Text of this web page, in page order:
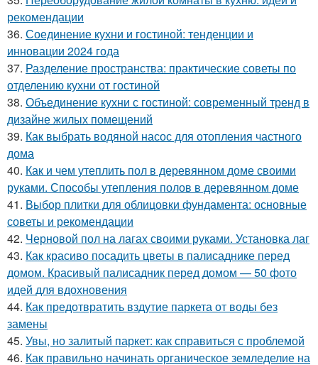
рекомендации
36. Соединение кухни и гостиной: тенденции и
инновации 2024 года
37. Разделение пространства: практические советы по
отделению кухни от гостиной
38. Объединение кухни с гостиной: современный тренд в
дизайне жилых помещений
39. Как выбрать водяной насос для отопления частного
дома
40. Как и чем утеплить пол в деревянном доме своими
руками. Способы утепления полов в деревянном доме
41. Выбор плитки для облицовки фундамента: основные
советы и рекомендации
42. Черновой пол на лагах своими руками. Установка лаг
43. Как красиво посадить цветы в палисаднике перед
домом. Красивый палисадник перед домом — 50 фото
идей для вдохновения
44. Как предотвратить вздутие паркета от воды без
замены
45. Увы, но залитый паркет: как справиться с проблемой
46. Как правильно начинать органическое земледелие на